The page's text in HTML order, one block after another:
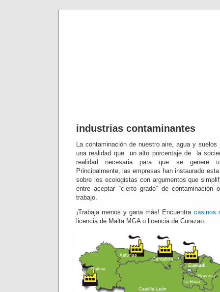
industrias contaminantes
La contaminación de nuestro aire, agua y
una realidad que un alto porcentaje de la
realidad necesaria para que se genere
Principalmente, las empresas han instaurado
sobre los ecologistas con argumentos que
entre aceptar “cierto grado” de contaminación
trabajo.
¡Trabaja menos y gana más! Encuentra casinos
licencia de Malta MGA o licencia de Curazao.